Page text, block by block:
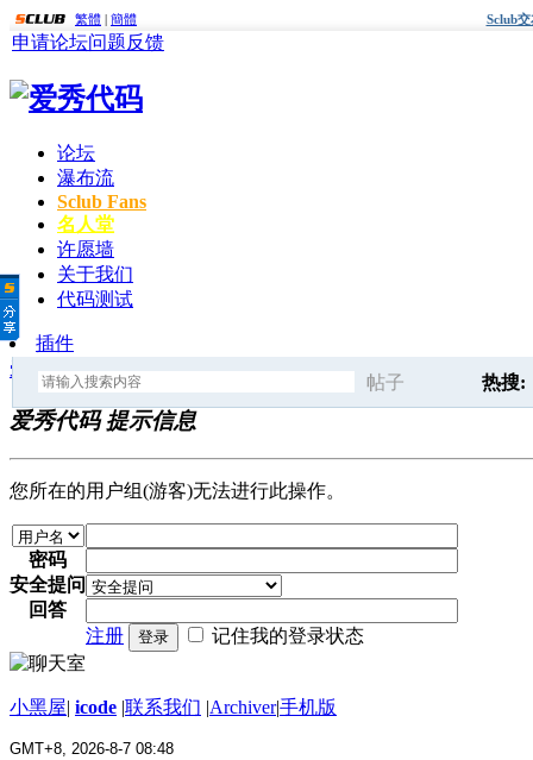
繁體 | 簡體 Sclub
申请论坛问题反馈
论坛
瀑布流
Sclub Fans
名人堂
许愿墙
关于我们
代码测试
插件
帖子
热搜:
点击这
爱秀代码
爱秀代码 提示信息
您所在的用户组(游客)无法进行此操作。
密码
安全提问
回答
注册
登录 记住我的登录状态
小黑屋| icode |联系我们 |Archiver|手机版
GMT+8, 2026-8-7 08:48